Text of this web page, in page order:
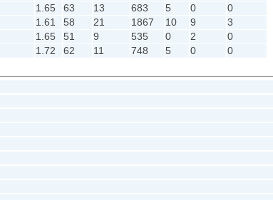
1.65 63 13 683 5 0
0
1.61 58 21 1867 10 9
3
1.65 51 9 535 0 2
0
1.72 62 11 748 5 0 0